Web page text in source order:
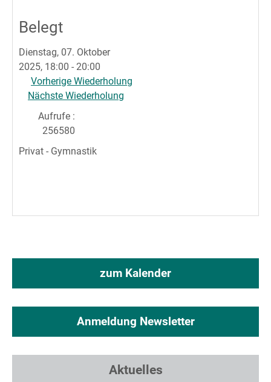
Belegt
Dienstag, 07. Oktober
2025, 18:00 - 20:00
Vorherige Wiederholung
Nächste Wiederholung
Aufrufe:
256580
Privat - Gymnastik
zum Kalender
Anmeldung Newsletter
Aktuelles